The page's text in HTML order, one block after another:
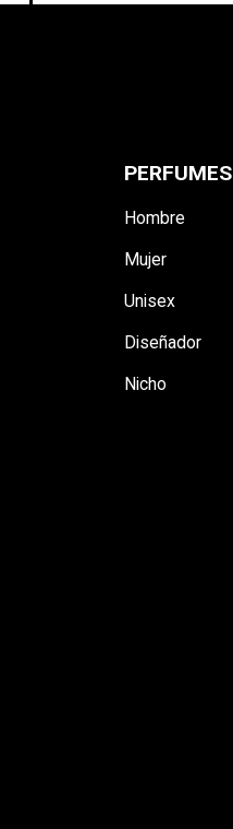
PERFUMES
Hombre
Mujer
Unisex
Diseñador
Nicho